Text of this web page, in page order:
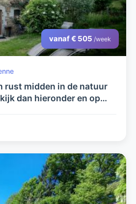
vanaf € 505 /week
rust midden in de natuur
dan hieronder en op